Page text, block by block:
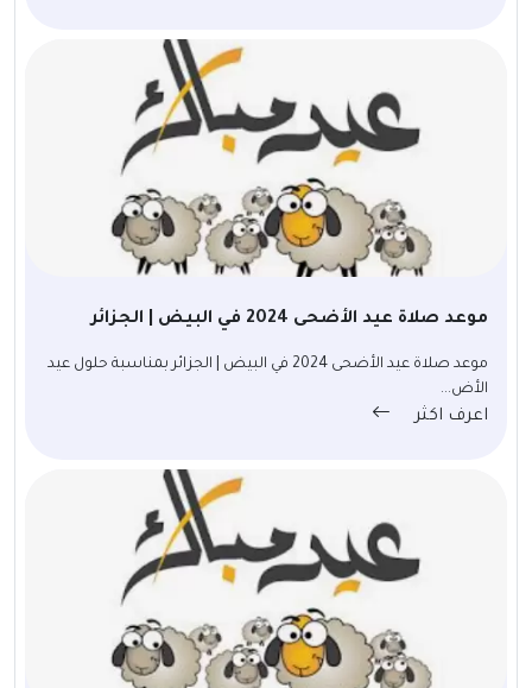
موعد صلاة عيد الأضحى 2024 في البيض | الجزائر
موعد صلاة عيد الأضحى 2024 في البيض | الجزائر بمناسبة حلول عيد
الأض...
اعرف اكثر